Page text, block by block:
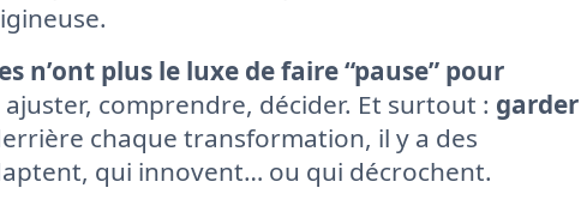
n’ont plus le luxe de faire “pause” pour
ajuster, comprendre, décider. Et surtout : garder
chaque transformation, il y a des
qui innovent… ou qui décrochent.